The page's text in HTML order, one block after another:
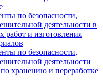
по безопасности,
деятельности в
работ и изготовления
по безопасности,
деятельности
хранению и переработке